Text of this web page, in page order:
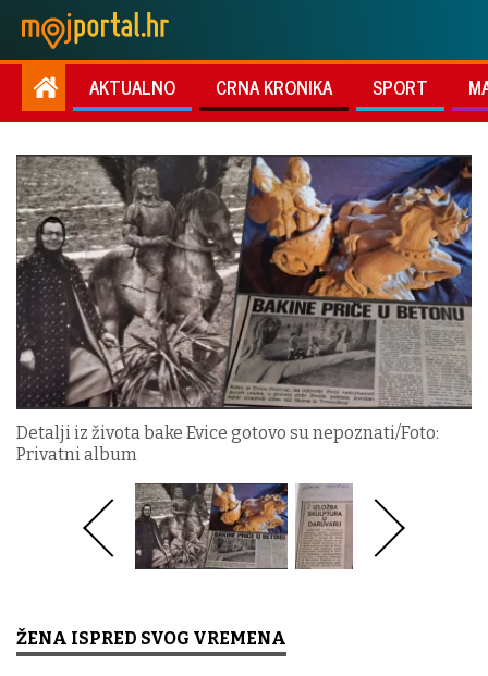
AKTUALNO CRNA KRONIKA SPORT
Detalji iz života bake Evice gotovo su nepoznati/Foto:
Privatni album
ŽENA ISPRED SVOG VREMENA